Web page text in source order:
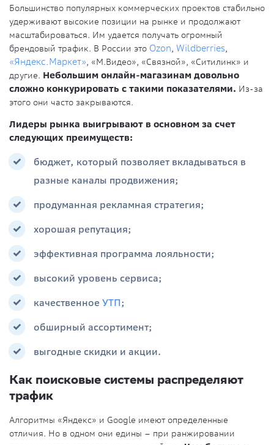
Большинство популярных коммерческих проектов стабильно
удерживают высокие позиции на рынке и продолжают
масштабироваться. Им удается получать огромный
брендовый трафик. В России это Ozon, Wildberries,
«Яндекс.Маркет», «М.Видео», «Связной», «Ситилинк» и
другие. Небольшим онлайн-магазинам довольно
сложно конкурировать с такими показателями. Из-за
этого они часто закрываются.
Лидеры рынка выигрывают в основном за счет
следующих преимуществ:
бюджет, который позволяет вкладываться в
разные каналы продвижения;
продуманная рекламная стратегия;
хорошая репутация;
эффективная программа лояльности;
высокий уровень сервиса;
качественное УТП;
обширный ассортимент;
выгодные скидки и акции.
Как поисковые системы распределяют
трафик
Алгоритмы «Яндекс» и Google имеют определенные
отличия. Но в одном они едины – при ранжировании